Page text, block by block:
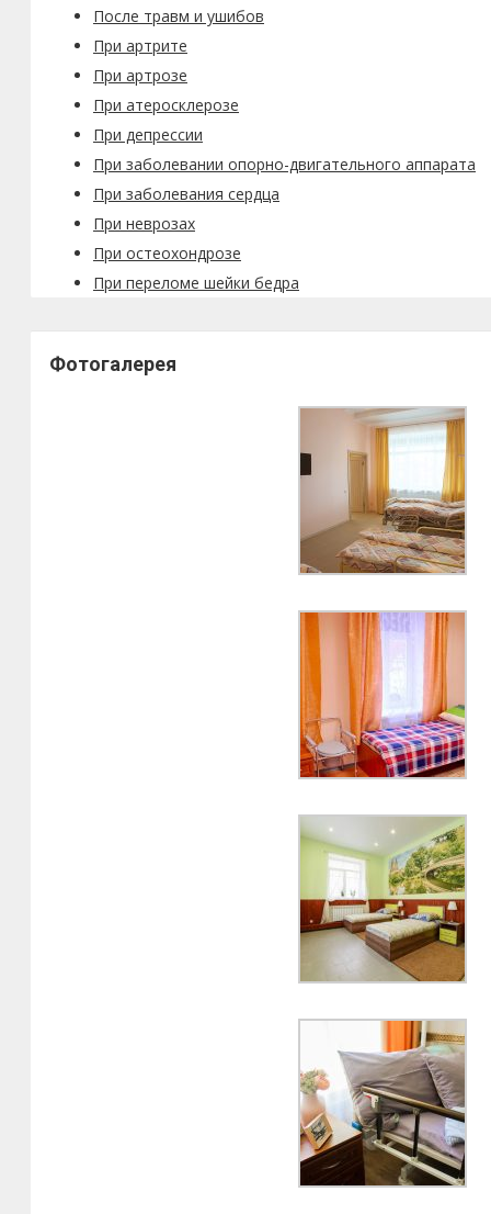
После травм и ушибов
При артрите
При артрозе
При атеросклерозе
При депрессии
При заболевании опорно-двигательного аппарата
При заболевания сердца
При неврозах
При остеохондрозе
При переломе шейки бедра
Фотогалерея